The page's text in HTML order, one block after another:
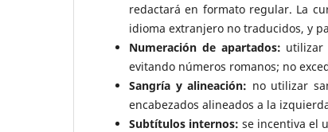
redactará en formato regular. La
idioma extranjero no traducidos, y
Numeración de apartados: utilizar
evitando números romanos; no
Sangría y alineación: no utilizar
encabezados alineados a la
Subtítulos internos: se incentiva el